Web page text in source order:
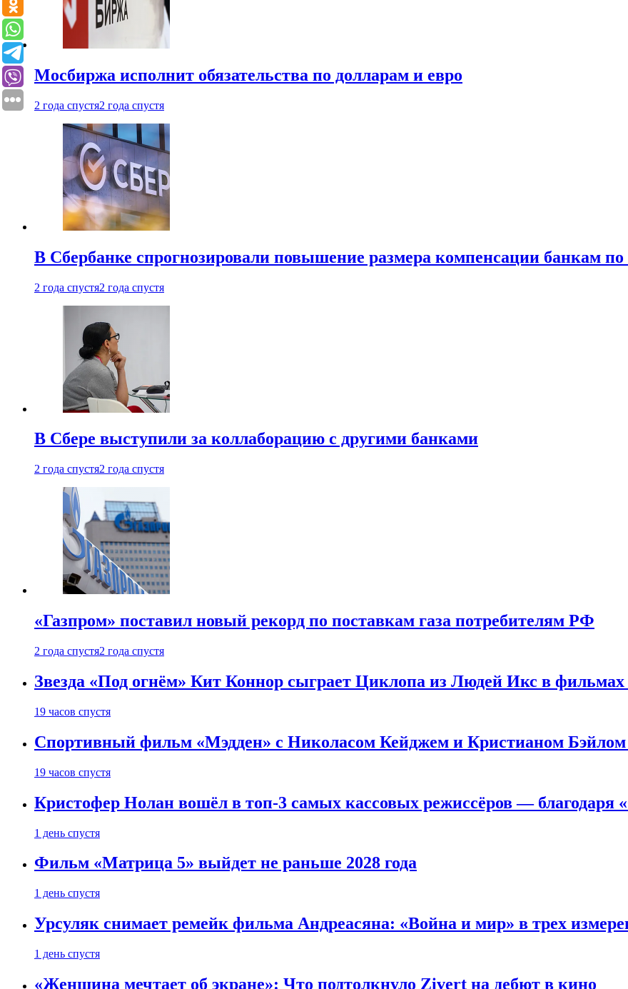
Мосбиржа исполнит обязательства по долларам и евро
2 года спустя2 года спустя
В Сбербанке спрогнозировали повышение размера компенсации банкам по
2 года спустя2 года спустя
В Сбере выступили за коллаборацию с другими банками
2 года спустя2 года спустя
«Газпром» поставил новый рекорд по поставкам газа потребителям РФ
2 года спустя2 года спустя
Звезда «Под огнём» Кит Коннор сыграет Циклопа из Людей Икс в
19 часов спустя
Спортивный фильм «Мэдден» с Николасом Кейджем и Кристианом Бэйлом
19 часов спустя
Кристофер Нолан вошёл в топ-3 самых кассовых режиссёров — благодаря
1 день спустя
Фильм «Матрица 5» выйдет не раньше 2028 года
1 день спустя
Урсуляк снимает ремейк фильма Андреасяна: «Война и мир» в трех
1 день спустя
«Женщина мечтает об экране»: Что подтолкнуло Zivert на дебют в кино